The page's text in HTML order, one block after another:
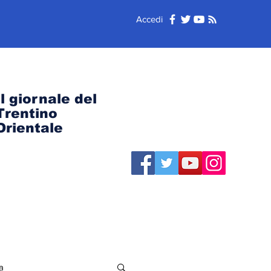
Accedi
giornale del